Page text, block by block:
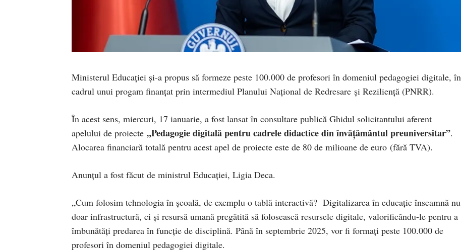
Ministerul Educației și-a propus să formeze peste 100.000 de profesori în domeniul pedagogiei digitale, în
cadrul unui progam finanțat prin intermediul Planului Național de Redresare și Reziliență (PNRR).
În acest sens, miercuri, 17 ianuarie, a fost lansat în consultare publică Ghidul solicitantului aferent
apelului de proiecte „Pedagogie digitală pentru cadrele didactice din învățământul preuniversitar”.
Alocarea financiară totală pentru acest apel de proiecte este de 80 de milioane de euro (fără TVA).
Anunțul a fost făcut de ministrul Educației, Ligia Deca.
„Cum folosim tehnologia în școală, de exemplu o tablă interactivă? Digitalizarea în educație înseamnă nu
doar infrastructură, ci și resursă umană pregătită să folosească resursele digitale, valorificându-le pentru a
îmbunătăți predarea în funcție de disciplină. Până în septembrie 2025, vor fi formați peste 100.000 de
profesori în domeniul pedagogiei digitale.